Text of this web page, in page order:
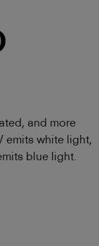
and more
emits white light,
blue light.